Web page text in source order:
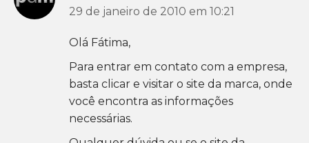
disse:
29 de janeiro de 2010 em 10:21
Olá Fátima,
Para entrar em contato com a empresa,
basta clicar e visitar o site da marca, onde
você encontra as informações
necessárias.